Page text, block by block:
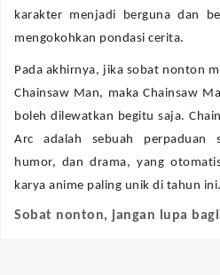
karakter menjadi berguna dan
mengokohkan pondasi cerita.
Pada akhirnya, jika sobat nonton
Chainsaw Man, maka Chainsaw
boleh dilewatkan begitu saja.
Arc adalah sebuah perpaduan
humor, dan drama, yang
karya anime paling unik di tahun ini.
Sobat nonton, jangan lupa